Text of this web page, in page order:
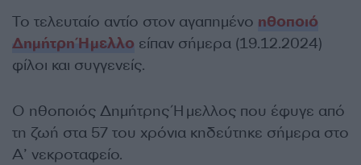
Το τελευταίο αντίο στον αγαπημένο ηθοποιό
Δημήτρη Ήμελλο είπαν σήμερα (19.12.2024)
φίλοι και συγγενείς.
Ο ηθοποιός Δημήτρης Ήμελλος που έφυγε από
τη ζωή στα 57 του χρόνια κηδεύτηκε σήμερα στο
Α’ νεκροταφείο.